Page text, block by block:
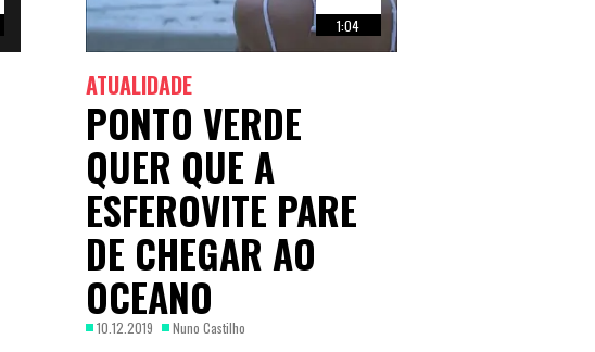
1:04
ATUALIDADE
PONTO VERDE
QUER QUE A
ESFEROVITE PARE
DE CHEGAR AO
OCEANO
10.12.2019 Nuno Castilho